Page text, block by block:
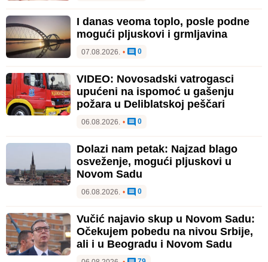
I danas veoma toplo, posle podne
mogući pljuskovi i grmljavina
07.08.2026. • 0
VIDEO: Novosadski vatrogasci
upućeni na ispomoć u gašenju
požara u Deliblatskoj peščari
06.08.2026. • 0
Dolazi nam petak: Najzad blago
osveženje, mogući pljuskovi u
Novom Sadu
06.08.2026. • 0
Vučić najavio skup u Novom Sadu:
Očekujem pobedu na nivou Srbije,
ali i u Beogradu i Novom Sadu